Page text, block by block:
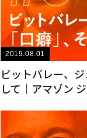
2019.08.01
ビットバレー、
して｜アマゾン